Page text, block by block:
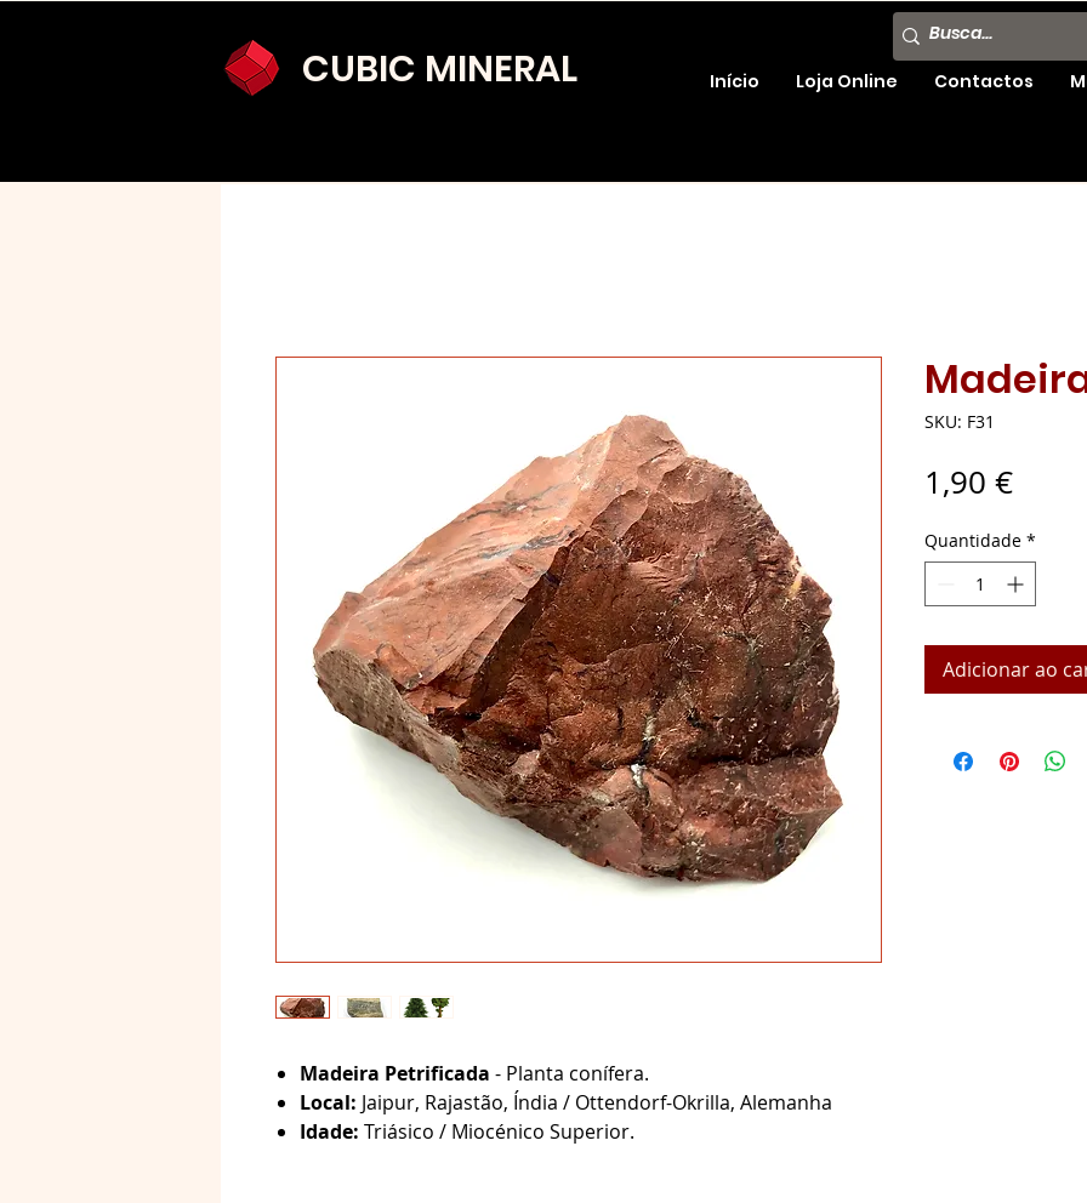
CUBIC MINERAL Início Loja Online Contactos
Madeira Petrificada - Planta conífera.
Local: Jaipur, Rajastão, Índia / Ottendorf-Okrilla, Alemanha
Idade: Triásico / Miocénico Superior.
SKU: F31
1,90 €Preço
Quantidade *
Adicionar ao